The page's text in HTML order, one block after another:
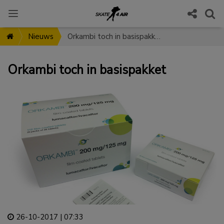
Nieuws Orkambi toch in basispakket
Orkambi toch in basispakket
26-10-2017 | 07:33